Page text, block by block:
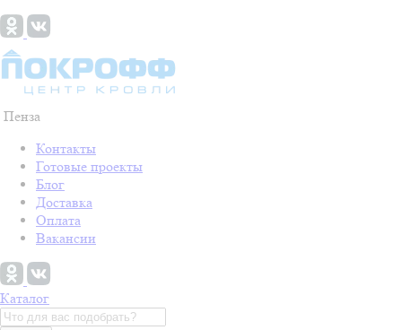
Пенза
Контакты
Готовые проекты
Блог
Доставка
Оплата
Вакансии
Каталог